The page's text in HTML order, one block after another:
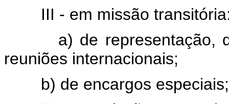
III - em missão
a) de representação,
reuniões internacionais;
b) de encargos